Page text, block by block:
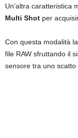
Un’altra caratteristica
Multi Shot per
Con questa modalità
file RAW sfruttando il
sensore tra uno scatto